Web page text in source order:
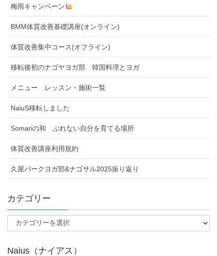
梅雨キャンペーン
BMM体質改善基礎講座(オンライン)
体質改善集中コース(オフライン)
移転後初のナゴヤヨガ部 韓国料理とヨガ
メニュー レッスン・施術一覧
NaiuS移転しました
Somariの和 ぶれない自分を育てる場所
体質改善講座利用規約
久屋パークヨガ部&ナゴサル2025振り返り
カテゴリー
Naius（ナイアス）